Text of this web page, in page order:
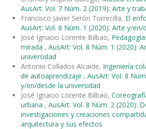
AusArt: Vol. 7 Núm. 2 (2019): Arte y
Francisco Javier Serón Torrecilla, El
AusArt: Vol. 8 Núm. 1 (2020): Arte y/en/
José Ignacio Lorente Bilbao,
mirada , AusArt: Vol. 8 Núm. 1 (2020):
universidad
Antonio Collados Alcaide, Ingeniería
de autoaprendizaje , AusArt: Vol. 8
y/en/desde la universidad
José Ignacio Lorente Bilbao,
urbana , AusArt: Vol. 8 Núm. 2 (2020):
investigaciones y creaciones
arquitectura y sus efectos